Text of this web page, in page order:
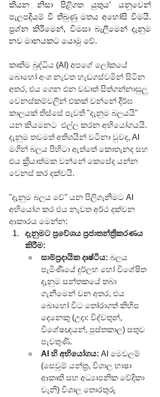
කියන නිසා පිළිගත යුතුය’ යනුවෙන්
පැලපදියම් වී තිබුණු මතය අහෝසි වීමයි.
ප්‍රශ්න කිරීමෙන්, විමසා බැලීමෙන් දැනුම
නව මානයකට යොමු වේ.
කෘතිම බුද්ධිය (AI) අපගේ ලෝකයේ
බොහෝ අංශ නැවත හැඩගස්වමින් සිටින
අතර, එය ගෙන එන වඩාත් සිත්ගන්නාසුලු
වෙනස්කම්වලින් එකක් වන්නේ දීර්ඝ
කාලයක් තිස්සේ පැවති "දැනුම බලයයි"
යන කියමනට  එල්ල කරන අභියෝගයයි.
දැනුම තවමත් අතිශයින් වටිනා වුවද, AI
මගින් බලය පිහිටා ඇත්තේ කොතැනද සහ
එය ක්‍රියාත්මක වන්නේ කෙසේද යන්න
වෙනස් කර දක්වයි.
"දැනුම බලය වේ" යන පිලිගැනීමට AI
අභියෝග කර එය නැවත අර්ථ දක්වන
ආකාරය මෙන්න:
දැනුමට ප්‍රවේශය ප්‍රජාතන්ත්‍රීකරණය
කිරීම:
සාම්ප්‍රදායික දෘෂ්ටිය: බලය
පැමිණියේ දුර්ලභ හෝ විශේෂිත
දැනුම සන්තකයේ තබා
ගැනීමෙන් වන අතර, එය
බොහෝ විට තෝරාගත් කිහිප
දෙනෙකු (උදා: විද්වතුන්,
විශේෂඥයන්, පුස්තකාල) සතුව
පැවතුණි.
AI හි අභියෝගය: AI මෙවලම්
(සෙවුම් යන්ත්‍ර, විශාල භාෂා
ආකෘති සහ අධ්‍යාපනික වේදිකා
වැනි) විශාල තොරතුරු